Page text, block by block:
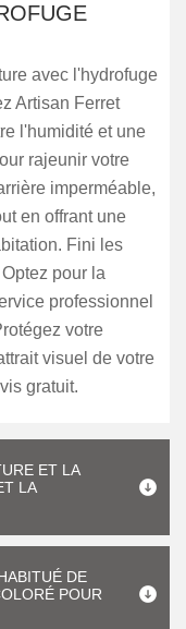
avec l'hydrofuge
Artisan Ferret
l'humidité et une
rajeunir votre
imperméable,
en offrant une
Fini les
pour la
professionnel
votre
visuel de votre
gratuit.
ET LA
LA
DE
POUR